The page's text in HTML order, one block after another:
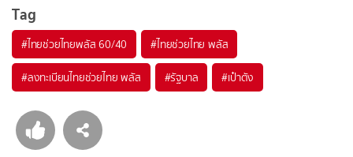
Tag
#ไทยช่วยไทยพลัส 60/40 #ไทยช่วยไทย พลัส
#ลงทะเบียนไทยช่วยไทย พลัส #รัฐบาล #เป๋าตัง